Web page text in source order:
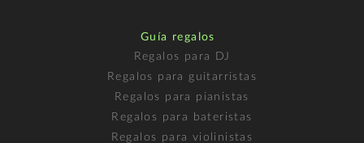
Guía regalos
Regalos para DJ
Regalos para guitarristas
Regalos para pianistas
Regalos para bateristas
Regalos para violinistas